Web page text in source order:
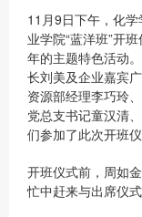
11月9日下午，化
业学院“蓝洋班”开
年的主题特色活动
长刘美及企业嘉宾
资源部经理李巧玲
党总支书记童汉清
们参加了此次开班仪
开班仪式前，周如
忙中赶来与出席仪